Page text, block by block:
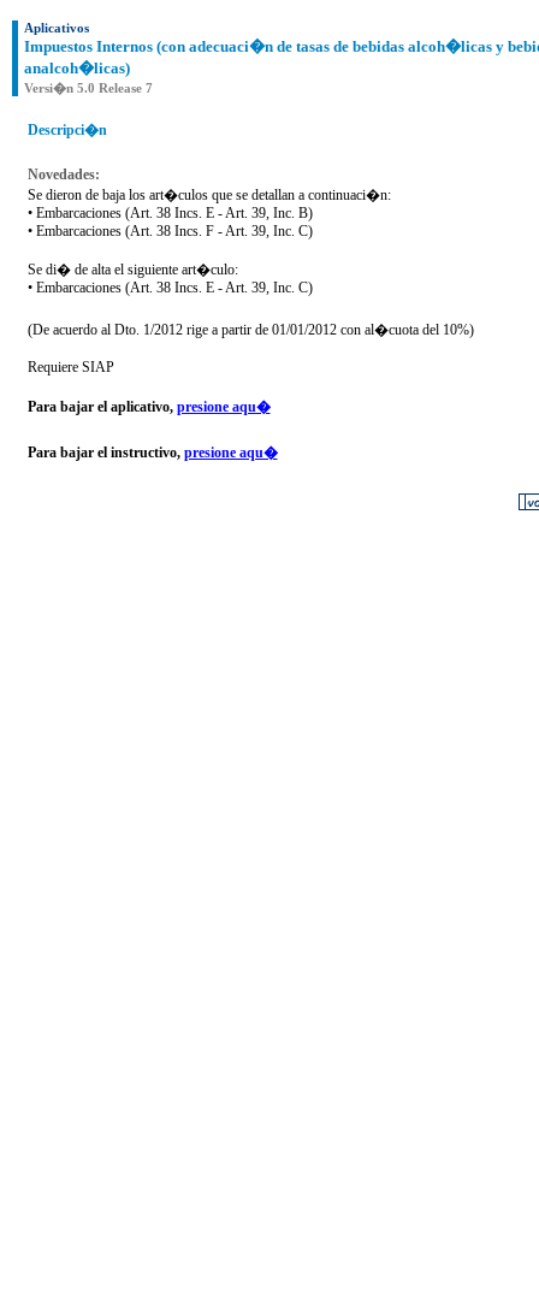
Aplicativos
Impuestos Internos (con adecuaci�n de tasas de bebidas alcoh�licas y
analcoh�licas)
Versi�n 5.0 Release 7
Descripci�n
Novedades:
Se dieron de baja los art�culos que se detallan a continuaci�n:
• Embarcaciones (Art. 38 Incs. E - Art. 39, Inc. B)
• Embarcaciones (Art. 38 Incs. F - Art. 39, Inc. C)
Se di� de alta el siguiente art�culo:
• Embarcaciones (Art. 38 Incs. E - Art. 39, Inc. C)
(De acuerdo al Dto. 1/2012 rige a partir de 01/01/2012 con al�cuota del 10%)
Requiere SIAP
Para bajar el aplicativo, presione aqu�
Para bajar el instructivo, presione aqu�